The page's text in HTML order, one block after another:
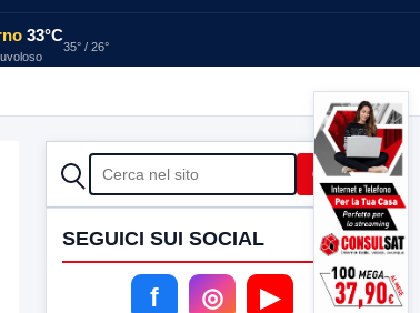
33°C
35° / 26°
CERCA Cerca
SEGUICI SUI SOCIAL
f ◎ ▶